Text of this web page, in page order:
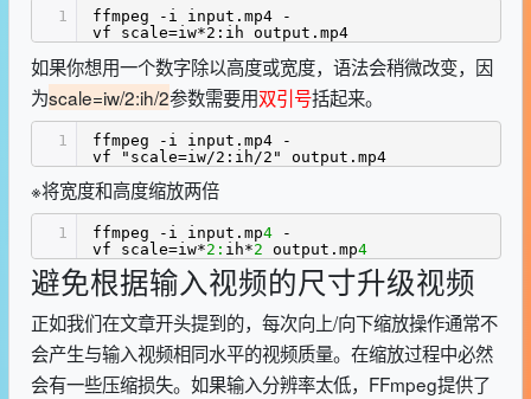
1
ffmpeg -i input.mp4 -
vf scale=iw*2:ih output.mp4
如果你想用一个数字除以高度或宽度，语法会稍微改变，因
为scale=iw/2:ih/2参数需要用双引号括起来。
1
ffmpeg -i input.mp4 -
vf "scale=iw/2:ih/2" output.mp4
※将宽度和高度缩放两倍
1 ffmpeg -i input.mp4
-
vf scale=iw*2: ih*2 output.mp4
避免根据输入视频的尺寸升级视频
正如我们在文章开头提到的，每次向上/向下缩放操作通常不
会产生与输入视频相同水平的视频质量。在缩放过程中必然
会有一些压缩损失。如果输入分辨率太低，FFmpeg提供了